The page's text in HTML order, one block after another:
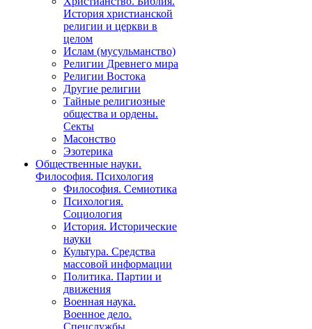
История христианской
религии и церкви в
целом
Ислам (мусульманство)
Религии Древнего мира
Религии Востока
Другие религии
Тайные религиозные
общества и ордены.
Секты
Масонство
Эзотерика
Общественные науки.
Философия. Психология
Философия. Семиотика
Психология.
Социология
История. Исторические
науки
Культура. Средства
массовой информации
Политика. Партии и
движения
Военная наука.
Военное дело.
Спецслужбы